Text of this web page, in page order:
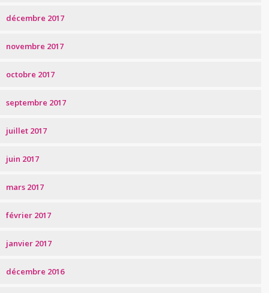
décembre 2017
novembre 2017
octobre 2017
septembre 2017
juillet 2017
juin 2017
mars 2017
février 2017
janvier 2017
décembre 2016